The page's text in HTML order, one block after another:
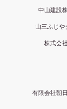
中山建設
山三ふじや
株式会
有限会社朝